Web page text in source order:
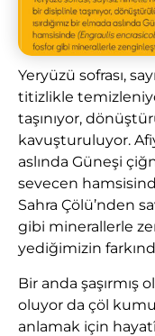
Yeryüzü sofrası,
titizlikle
taşınıyor,
kavuşturuluyor.
aslında Güneşi
sevecen
Sahra Çölü’nden
gibi minerallerle
yediğimizin
Bir anda şaşırmış
oluyor da çöl
anlamak için